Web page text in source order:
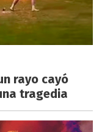
rayo cayó
tragedia